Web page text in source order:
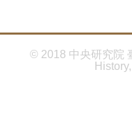
© 2018 中央研究院